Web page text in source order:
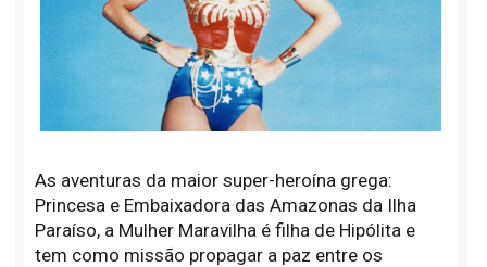
As aventuras da maior super-heroína grega:
Princesa e Embaixadora das Amazonas da Ilha
Paraíso, a Mulher Maravilha é filha de Hipólita e
tem como missão propagar a paz entre os